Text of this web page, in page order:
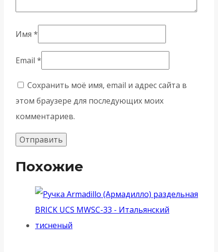
Имя *
Email *
Сохранить моё имя, email и адрес сайта в
этом браузере для последующих моих
комментариев.
Похожие